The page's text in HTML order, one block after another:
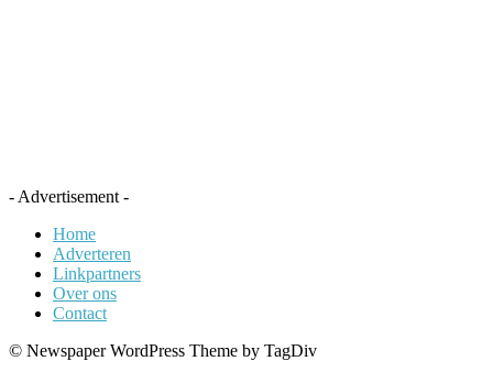
- Advertisement -
Home
Adverteren
Linkpartners
Over ons
Contact
© Newspaper WordPress Theme by TagDiv